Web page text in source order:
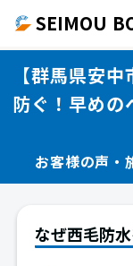
SEIMOU
【群馬県安
防ぐ！早めの
お客様の声・
なぜ西毛防